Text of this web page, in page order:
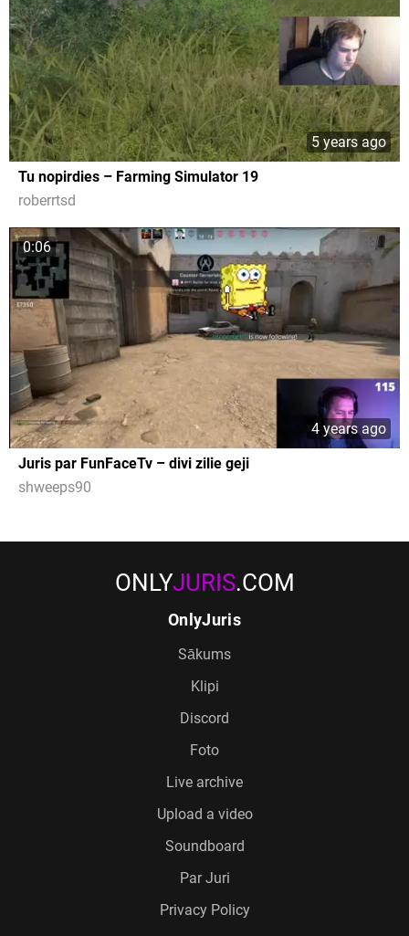
5 years ago
Tu nopirdies – Farming Simulator 19
roberrtsd
0:06
4 years ago
Juris par FunFaceTv – divi zilie geji
shweeps90
ONLYJURIS.COM
OnlyJuris
Sākums
Klipi
Discord
Foto
Live archive
Upload a video
Soundboard
Par Juri
Privacy Policy